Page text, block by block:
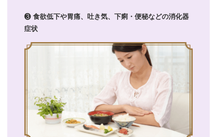
❸ 食欲低下や胃痛、吐き気、下痢・便秘などの消化器
症状